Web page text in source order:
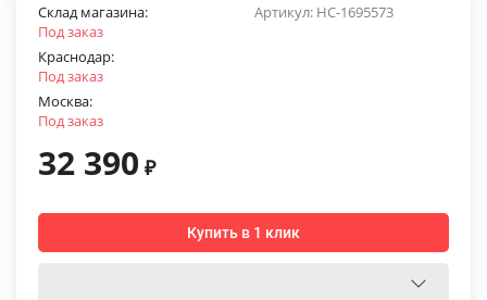
Артикул: НС-1695573
Склад магазина:
Под заказ
Краснодар:
Под заказ
Москва:
Под заказ
32 390 ₽
Купить в 1 клик